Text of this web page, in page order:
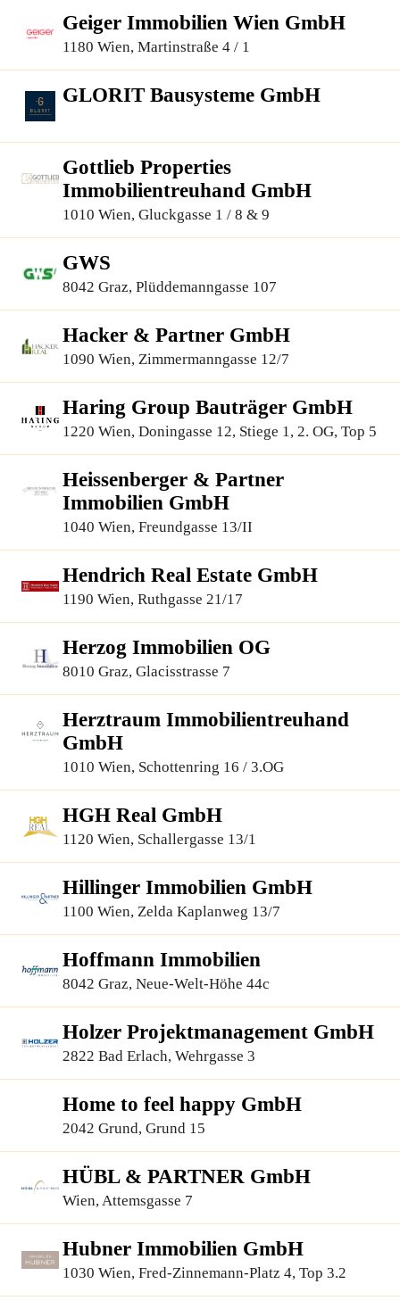
Geiger Immobilien Wien GmbH
1180 Wien, Martinstraße 4 / 1
GLORIT Bausysteme GmbH
Gottlieb Properties
Immobilientreuhand GmbH
1010 Wien, Gluckgasse 1 / 8 & 9
GWS
8042 Graz, Plüddemanngasse 107
Hacker & Partner GmbH
1090 Wien, Zimmermanngasse 12/7
Haring Group Bauträger GmbH
1220 Wien, Doningasse 12, Stiege 1, 2. OG, Top 5
Heissenberger & Partner
Immobilien GmbH
1040 Wien, Freundgasse 13/II
Hendrich Real Estate GmbH
1190 Wien, Ruthgasse 21/17
Herzog Immobilien OG
8010 Graz, Glacisstrasse 7
Herztraum Immobilientreuhand
GmbH
1010 Wien, Schottenring 16 / 3.OG
HGH Real GmbH
1120 Wien, Schallergasse 13/1
Hillinger Immobilien GmbH
1100 Wien, Zelda Kaplanweg 13/7
Hoffmann Immobilien
8042 Graz, Neue-Welt-Höhe 44c
Holzer Projektmanagement GmbH
2822 Bad Erlach, Wehrgasse 3
Home to feel happy GmbH
2042 Grund, Grund 15
HÜBL & PARTNER GmbH
Wien, Attemsgasse 7
Hubner Immobilien GmbH
1030 Wien, Fred-Zinnemann-Platz 4, Top 3.2